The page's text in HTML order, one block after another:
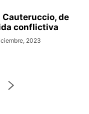
de
conflictiva
2023